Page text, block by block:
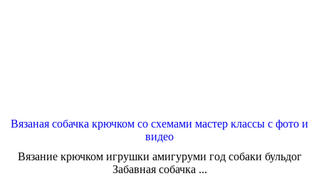
Вязаная собачка крючком со схемами мастер классы с фото и
видео
Вязание крючком игрушки амигуруми год собаки бульдог
Забавная собачка ...